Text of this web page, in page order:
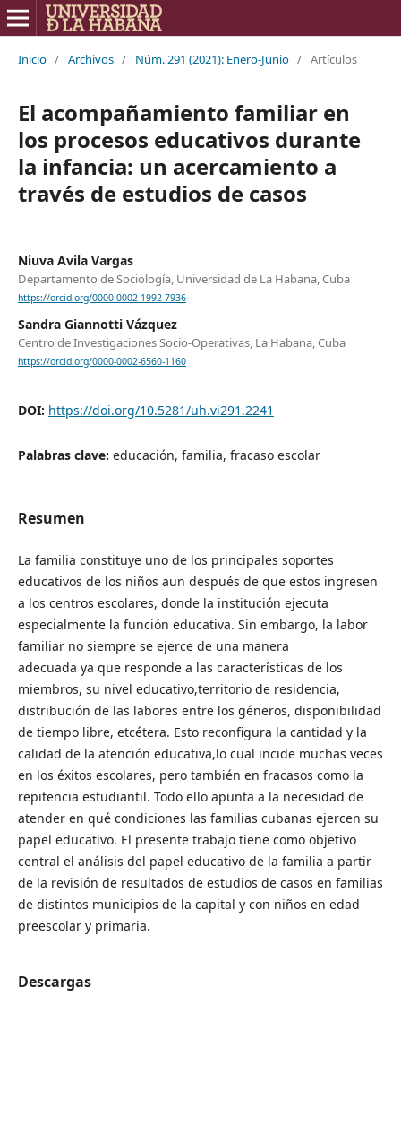
Inicio / Archivos / Núm. 291 (2021): Enero-Junio / Artículos
El acompañamiento familiar en
los procesos educativos durante
la infancia: un acercamiento a
través de estudios de casos
Niuva Avila Vargas
Departamento de Sociología, Universidad de La Habana, Cuba
https://orcid.org/0000-0002-1992-7936
Sandra Giannotti Vázquez
Centro de Investigaciones Socio-Operativas, La Habana, Cuba
https://orcid.org/0000-0002-6560-1160
DOI: https://doi.org/10.5281/uh.vi291.2241
Palabras clave: educación, familia, fracaso escolar
Resumen
La familia constituye uno de los principales soportes
educativos de los niños aun después de que estos ingresen
a los centros escolares, donde la institución ejecuta
especialmente la función educativa. Sin embargo, la labor
familiar no siempre se ejerce de una manera
adecuada ya que responde a las características de los
miembros, su nivel educativo,territorio de residencia,
distribución de las labores entre los géneros, disponibilidad
de tiempo libre, etcétera. Esto reconfigura la cantidad y la
calidad de la atención educativa,lo cual incide muchas veces
en los éxitos escolares, pero también en fracasos como la
repitencia estudiantil. Todo ello apunta a la necesidad de
atender en qué condiciones las familias cubanas ejercen su
papel educativo. El presente trabajo tiene como objetivo
central el análisis del papel educativo de la familia a partir
de la revisión de resultados de estudios de casos en familias
de distintos municipios de la capital y con niños en edad
preescolar y primaria.
Descargas